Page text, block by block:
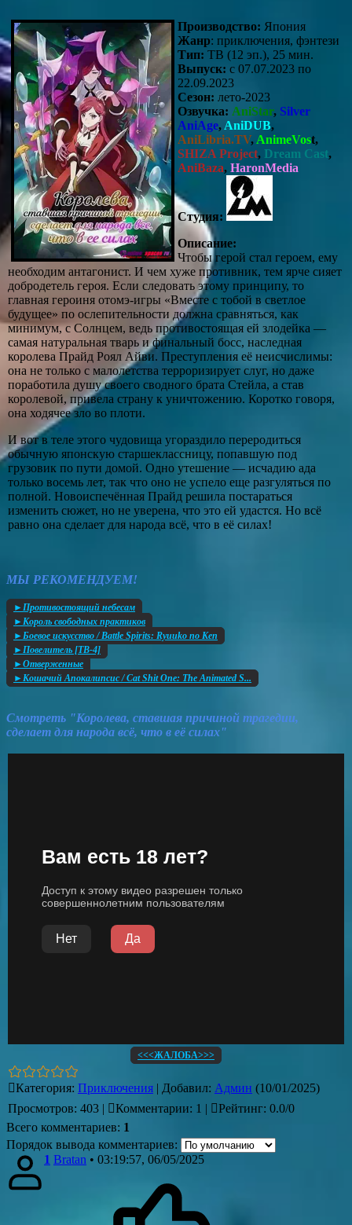
Производство: Япония
Жанр: приключения, фэнтези
Тип: ТВ (12 эп.), 25 мин.
Выпуск: c 07.07.2023 по
22.09.2023
Сезон: лето-2023
Озвучка: AniStar, Silver
AniAge, AniDUB,
AniLibria.TV, AnimeVost,
SHIZA Project, Dream Cast,
AniBaza, HaronMedia
Студия:
Описание:
Чтобы герой стал героем, ему
необходим антагонист. И чем хуже противник, тем ярче сияет
добродетель героя. Если следовать этому принципу, то
главная героиня отомэ-игры «Вместе с тобой в светлое
будущее» по ослепительности должна сравняться, как
минимум, с Солнцем, ведь противостоящая ей злодейка —
самая натуральная тварь и финальный босс, наследная
королева Прайд Роял Айви. Преступления её неисчислимы:
она не только с малолетства терроризирует слуг, но даже
поработила душу своего сводного брата Стейла, а став
королевой, привела страну к уничтожению. Коротко говоря,
она ходячее зло во плоти.
И вот в теле этого чудовища угораздило переродиться
обычную японскую старшеклассницу, попавшую под
грузовик по пути домой. Одно утешение — исчадию ада
только восемь лет, так что оно не успело еще разгуляться по
полной. Новоиспечённая Прайд решила постараться
изменить сюжет, но не уверена, что это ей удастся. Но всё
равно она сделает для народа всё, что в её силах!
МЫ РЕКОМЕНДУЕМ!
►Противостоящий небесам
►Король свободных практиков
►Боевое искусство / Battle Spirits: Ryuuko no Ken
►Повелитель [ТВ-4]
►Отверженные
►Кошачий Апокалипсис / Cat Shit One: The Animated S...
Смотреть "Королева, ставшая причиной трагедии,
сделает для народа всё, что в её силах"
<<<ЖАЛОБА>>>
Категория: Приключения | Добавил: Админ (10/01/2025)
Просмотров: 403 | Комментарии: 1 | Рейтинг: 0.0/0
Всего комментариев: 1
Порядок вывода комментариев:
1 Bratan • 03:19:57, 06/05/2025